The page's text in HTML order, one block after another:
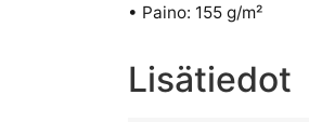
• Paino: 155 g/m²
Lisätiedot